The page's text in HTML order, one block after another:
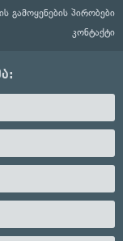
გამოყენების პირობები
კონტაქტი